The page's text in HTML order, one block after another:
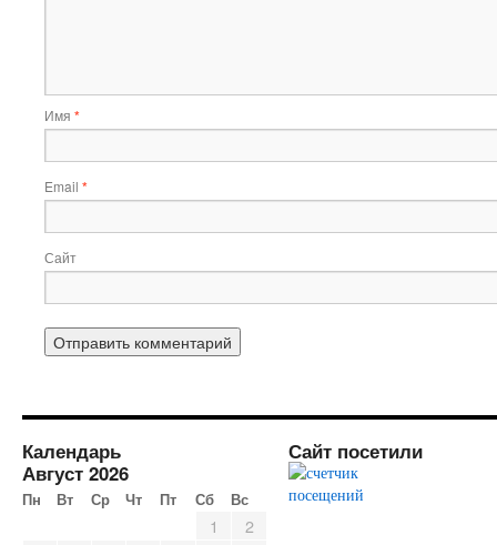
Имя *
Email *
Сайт
Календарь
Август 2026
Пн Вт Ср Чт Пт Сб Вс
1
2
Сайт посетили